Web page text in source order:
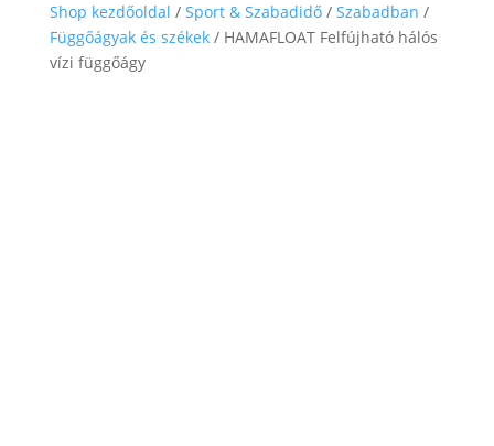
Shop kezdőoldal / Sport & Szabadidő/ Szabadban /
Függőágyak és székek/ HAMAFLOAT Felfújható hálós
vízi függőágy